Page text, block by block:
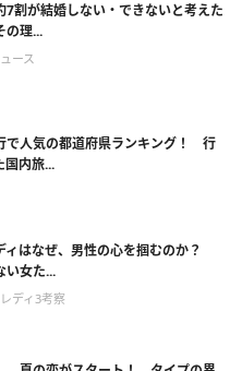
7割が結婚しない・できないと考えた
の理...
ース
で人気の都道府県ランキング！ 行
国内旅...
ィはなぜ、男性の心を掴むのか？
い女た...
ディ3考察